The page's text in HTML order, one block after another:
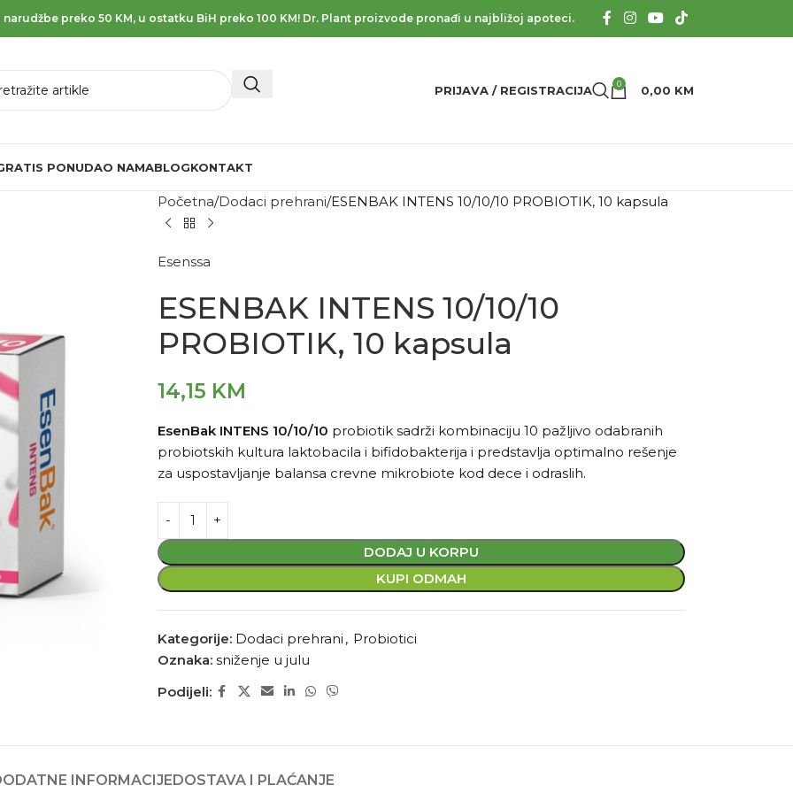
preko 50 KM, u ostatku BiH preko 100 KM! Dr. Plant proizvode pronađi u najbližoj apoteci.
PRIJAVA / REGISTRACIJA 0 0,00 KM
PONUDAO NAMABLOGKONTAKT
Početna Dodaci prehrani ESENBAK INTENS 10/10/10 PROBIOTIK, 10 kapsula
Esenssa
ESENBAK INTENS 10/10/10
PROBIOTIK, 10 kapsula
14,15 KM
EsenBak INTENS 10/10/10 probiotik sadrži kombinaciju 10 pažljivo odabranih
probiotskih kultura laktobacila i bifidobakterija i predstavlja optimalno rešenje
za uspostavljanje balansa crevne mikrobiote kod dece i odraslih.
DODAJ U KORPU
KUPI ODMAH
Kategorije: Dodaci prehrani , Probiotici
Oznaka: sniženje u julu
Podijeli:
INFORMACIJEDOSTAVA I PLAĆANJE